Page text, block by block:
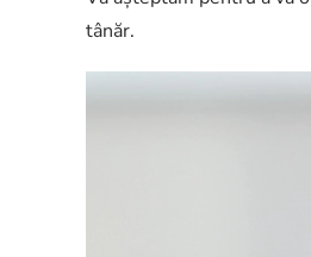
tânăr.